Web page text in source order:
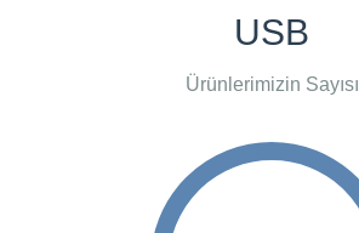
USB
Ürünlerimizin Sayısı